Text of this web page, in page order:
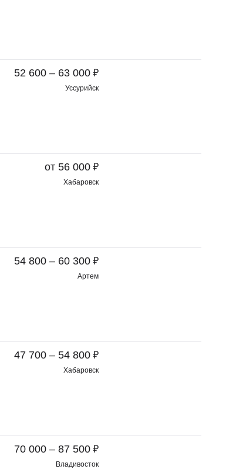
52 600 – 63 000 ₽
Уссурийск
от 56 000 ₽
Хабаровск
54 800 – 60 300 ₽
Артем
47 700 – 54 800 ₽
Хабаровск
70 000 – 87 500 ₽
Владивосток